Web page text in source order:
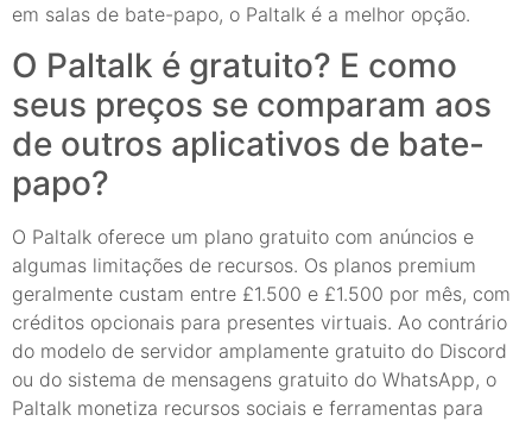
em salas de bate-papo, o Paltalk é a melhor opção.
O Paltalk é gratuito? E como
seus preços se comparam aos
de outros aplicativos de bate-
papo?
O Paltalk oferece um plano gratuito com anúncios e
algumas limitações de recursos. Os planos premium
geralmente custam entre £1.500 e £1.500 por mês, com
créditos opcionais para presentes virtuais. Ao contrário
do modelo de servidor amplamente gratuito do Discord
ou do sistema de mensagens gratuito do WhatsApp, o
Paltalk monetiza recursos sociais e ferramentas para